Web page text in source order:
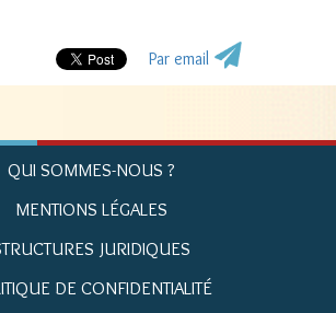
Par email
QUI SOMMES-NOUS ?
MENTIONS LÉGALES
JURIDIQUES
DE CONFIDENTIALITÉ